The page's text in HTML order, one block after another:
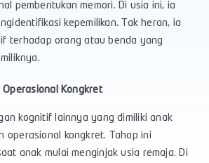
pembentukan memori. Di usia ini, ia
kepemilikan. Tak heran, ia
terhadap orang atau benda yang
Operasional Kongkret
kognitif lainnya yang dimiliki anak
operasional kongkret. Tahap ini
anak mulai menginjak usia remaja. Di